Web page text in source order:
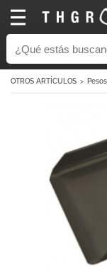
OTROS ARTÍCULOS